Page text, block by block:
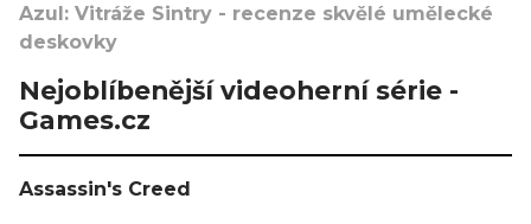
Azul: Vitráže Sintry - recenze skvělé umělecké
deskovky
Nejoblíbenější videoherní série -
Games.cz
Assassin's Creed